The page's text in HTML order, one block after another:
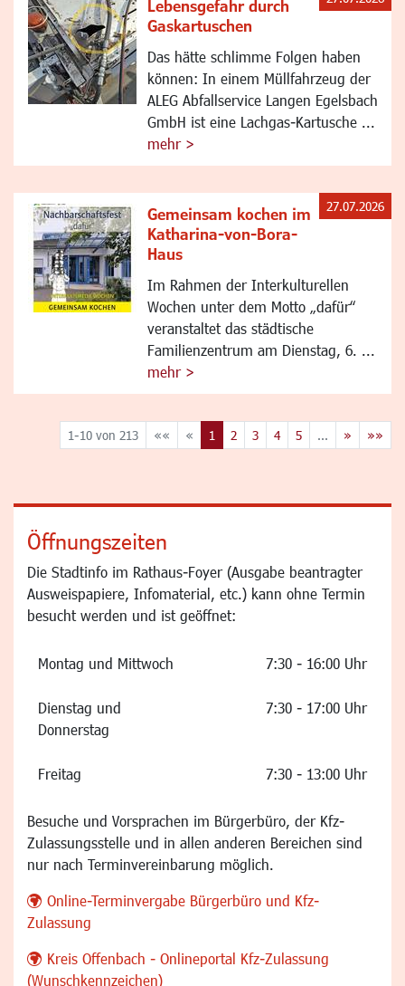
Lebensgefahr durch
Gaskartuschen
Das hätte schlimme Folgen haben
können: In einem Müllfahrzeug der
ALEG Abfallservice Langen Egelsbach
GmbH ist eine Lachgas-Kartusche ...
mehr >
Gemeinsam kochen im
Katharina-von-Bora-
Haus
Im Rahmen der Interkulturellen
Wochen unter dem Motto „dafür“
veranstaltet das städtische
Familienzentrum am Dienstag, 6. ...
mehr >
27.07.2026
1-10 von 213 «« « 1 2 3 4 5 ... » »»
Öffnungszeiten
Die Stadtinfo im Rathaus-Foyer (Ausgabe beantragter
Ausweispapiere, Infomaterial, etc.) kann ohne Termin
besucht werden und ist geöffnet:
Montag und Mittwoch 7:30 - 16:00 Uhr
Dienstag und
Donnerstag
7:30 - 17:00 Uhr
Freitag 7:30 - 13:00 Uhr
Besuche und Vorsprachen im Bürgerbüro, der Kfz-
Zulassungsstelle und in allen anderen Bereichen sind
nur nach Terminvereinbarung möglich.
Online-Terminvergabe Bürgerbüro und Kfz-
Zulassung
Kreis Offenbach - Onlineportal Kfz-Zulassung
(Wunschkennzeichen)